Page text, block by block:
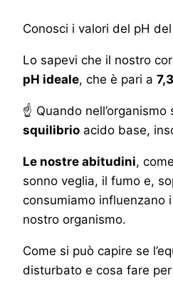
Conosci i valori del pH
Lo sapevi che il nostro
pH ideale, che è pari a
☝ Quando nell’organismo
squilibrio acido base,
Le nostre abitudini,
sonno veglia, il fumo e,
consumiamo influenzano
nostro organismo.
Come si può capire se
disturbato e cosa fare